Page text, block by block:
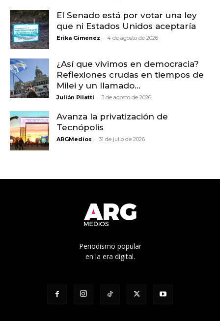
El Senado está por votar una ley
que ni Estados Unidos aceptaría
Erika Gimenez - 4 de agosto de 2026
¿Así que vivimos en democracia?
Reflexiones crudas en tiempos de
Milei y un llamado...
Julián Pilatti - 3 de agosto de 2026
Avanza la privatización de
Tecnópolis
ARGMedios - 31 de julio de 2026
Periodismo popular
en la era digital.